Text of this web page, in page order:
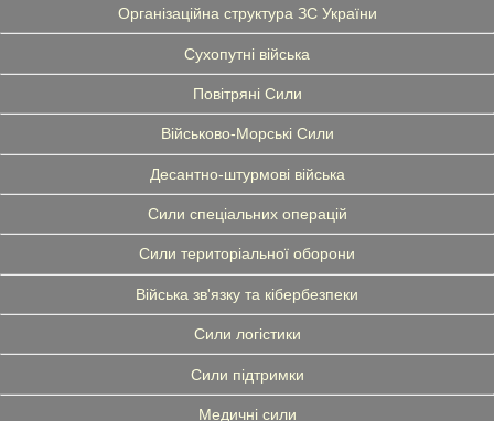
Організаційна структура ЗС України
Сухопутні війська
Повітряні Сили
Військово-Морські Сили
Десантно-штурмові війська
Сили спеціальних операцій
Сили територіальної оборони
Війська зв'язку та кібербезпеки
Сили логістики
Сили підтримки
Медичні сили